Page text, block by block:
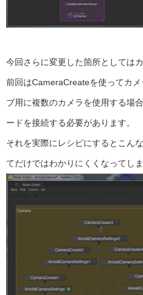
今回さらに変更した箇所としては
前回はCameraCreateを使ってカ
ブ用に複数のカメラを使用する場
ードを接続する必要があります。
それを実際にレシピにするとこん
てだけではわかりにくくなってしま